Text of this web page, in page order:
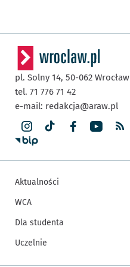
pl. Solny 14, 50-062 Wrocław
tel. 71 776 71 42
e-mail: redakcja@araw.pl
Aktualności
WCA
Dla studenta
Uczelnie